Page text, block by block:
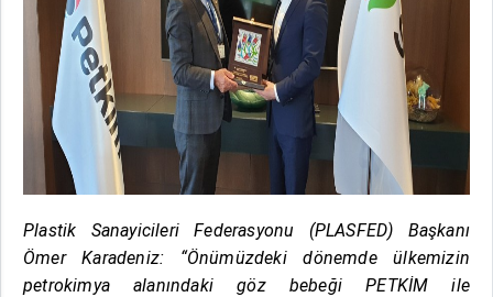
Plastik Sanayicileri Federasyonu (PLASFED) Başkanı
Ömer Karadeniz: “Önümüzdeki dönemde ülkemizin
petrokimya alanındaki göz bebeği PETKİM ile